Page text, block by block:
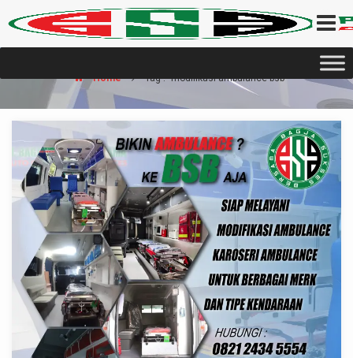
Home Tag : "modifikasi ambulance bsb"